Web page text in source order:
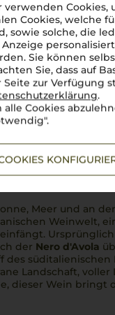
verwenden Cookies,
Cookies, welche
sowie solche, die
Anzeige
Sie können
Sie, dass auf
Seite zur Verfügung
.
alle Cookies
Meer und an
Weinwelt,
Ursprünglich
der Nero d'Avola
süditalienischen
Landschaft, voller
dieser Wein bringt